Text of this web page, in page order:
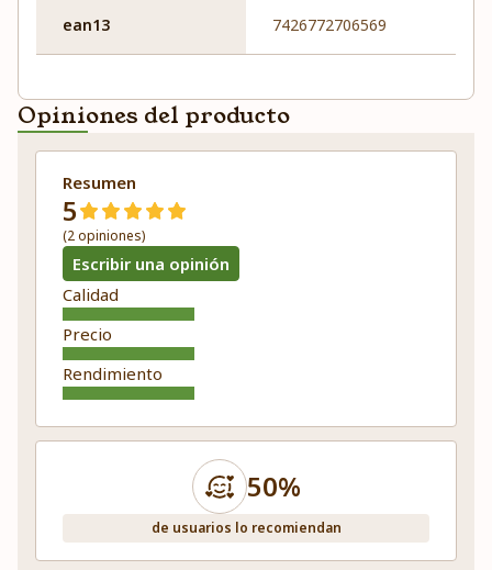
ean13 7426772706569
Opiniones del producto
Resumen
5
(2 opiniones)
Escribir una opinión
Calidad
Precio
Rendimiento
50%
de usuarios lo recomiendan